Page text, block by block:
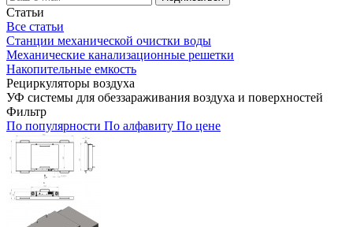
Статьи
Все статьи
Станции механической очистки воды
Механические канализационные решетки
Накопительные емкость
Рециркуляторы воздуха
УФ системы для обеззараживания воздуха и поверхностей
Фильтр
По популярности По алфавиту По цене